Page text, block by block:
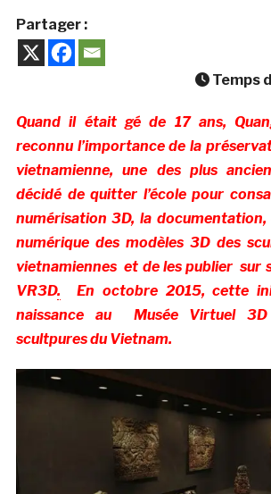
Partager :
Temps
Quand il était gé de 17 ans,
reconnu l’importance de la
vietnamienne, une des plus
décidé de quitter l’école pour
numérisation 3D, la
numérique des modèles 3D des
vietnamiennes et de les publier sur
VR3D. En octobre 2015, cette
naissance au Musée Virtuel 3D
scultpures du Vietnam.